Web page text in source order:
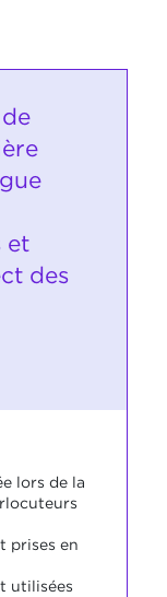
et
des
lors de la
prises en
utilisées